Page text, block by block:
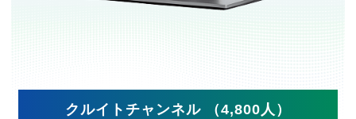
クルイトチャンネル （4,800人）